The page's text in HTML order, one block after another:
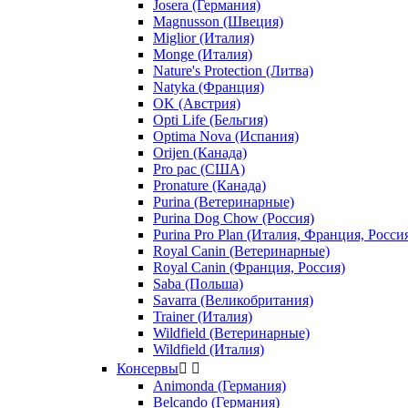
Josera (Германия)
Magnusson (Швеция)
Miglior (Италия)
Monge (Италия)
Nature's Protection (Литва)
Natyka (Франция)
OK (Австрия)
Opti Life (Бельгия)
Optima Nova (Испания)
Orijen (Канада)
Pro pac (США)
Pronature (Канада)
Purina (Ветеринарные)
Purina Dog Chow (Россия)
Purina Pro Plan (Италия, Франция,
Royal Canin (Ветеринарные)
Royal Canin (Франция, Россия)
Saba (Польша)
Savarra (Великобритания)
Trainer (Италия)
Wildfield (Ветеринарные)
Wildfield (Италия)
Консервы 
Animonda (Германия)
Belcando (Германия)